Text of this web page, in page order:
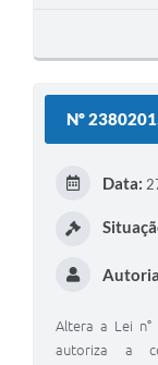
Nº
Data:
Altera a Lei
autoriza a